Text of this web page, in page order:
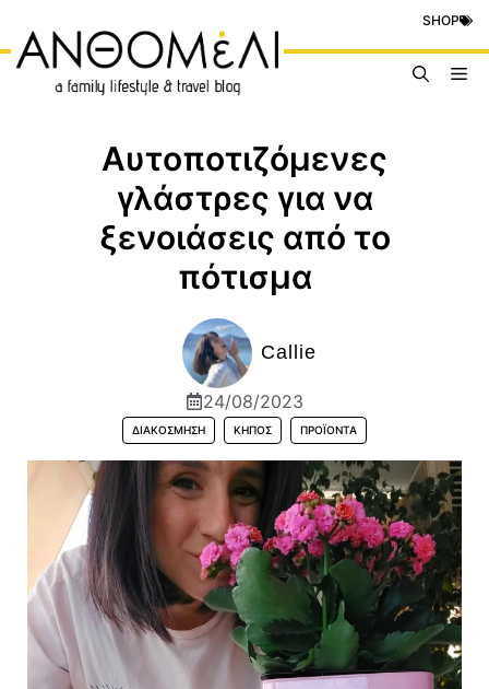
περιεχόμενο
SHOP
Αυτοποτιζόμενες
γλάστρες για να
ξενοιάσεις από το
πότισμα
Callie
24/08/2023
ΔΙΑΚΌΣΜΗΣΗ ΚΉΠΟΣ ΠΡΟΪΟΝΤΑ